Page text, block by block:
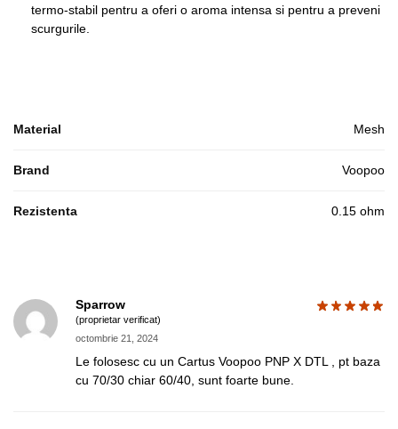
termo-stabil pentru a oferi o aroma intensa si pentru a preveni
scurgurile.
Material Mesh
Brand Voopoo
Rezistenta 0.15 ohm
Sparrow
(proprietar verificat)
octombrie 21, 2024
Le folosesc cu un Cartus Voopoo PNP X DTL , pt baza
cu 70/30 chiar 60/40, sunt foarte bune.